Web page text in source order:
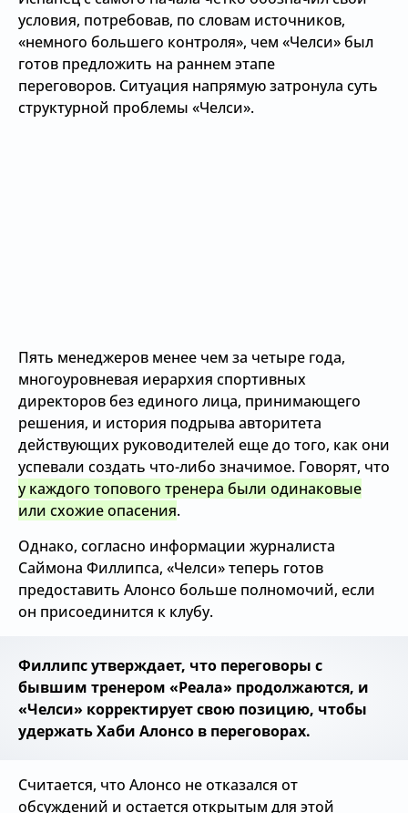
условия, потребовав, по словам источников,
«немного большего контроля», чем «Челси» был
готов предложить на раннем этапе
переговоров. Ситуация напрямую затронула суть
структурной проблемы «Челси».
Пять менеджеров менее чем за четыре года,
многоуровневая иерархия спортивных
директоров без единого лица, принимающего
решения, и история подрыва авторитета
действующих руководителей еще до того, как они
успевали создать что-либо значимое. Говорят, что
у каждого топового тренера были одинаковые
или схожие опасения.
Однако, согласно информации журналиста
Саймона Филлипса, «Челси» теперь готов
предоставить Алонсо больше полномочий, если
он присоединится к клубу.
Филлипс утверждает, что переговоры с
бывшим тренером «Реала» продолжаются, и
«Челси» корректирует свою позицию, чтобы
удержать Хаби Алонсо в переговорах.
Считается, что Алонсо не отказался от
обсуждений и остается открытым для этой